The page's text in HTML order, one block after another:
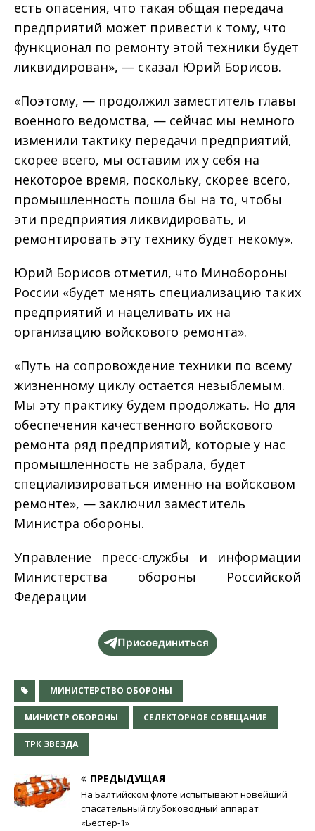
есть опасения, что такая общая передача
предприятий может привести к тому, что
функционал по ремонту этой техники будет
ликвидирован», — сказал Юрий Борисов.
«Поэтому, — продолжил заместитель главы
военного ведомства, — сейчас мы немного
изменили тактику передачи предприятий,
скорее всего, мы оставим их у себя на
некоторое время, поскольку, скорее всего,
промышленность пошла бы на то, чтобы
эти предприятия ликвидировать, и
ремонтировать эту технику будет некому».
Юрий Борисов отметил, что Минобороны
России «будет менять специализацию таких
предприятий и нацеливать их на
организацию войскового ремонта».
«Путь на сопровождение техники по всему
жизненному циклу остается незыблемым.
Мы эту практику будем продолжать. Но для
обеспечения качественного войскового
ремонта ряд предприятий, которые у нас
промышленность не забрала, будет
специализироваться именно на войсковом
ремонте», — заключил заместитель
Министра обороны.
Управление пресс-службы и информации
Министерства обороны Российской
Федерации
Присоединиться
МИНИСТЕРСТВО ОБОРОНЫ
МИНИСТР ОБОРОНЫ СЕЛЕКТОРНОЕ СОВЕЩАНИЕ
ТРК ЗВЕЗДА
ПРЕДЫДУЩАЯ
На Балтийском флоте испытывают новейший
спасательный глубоководный аппарат
«Бестер-1»